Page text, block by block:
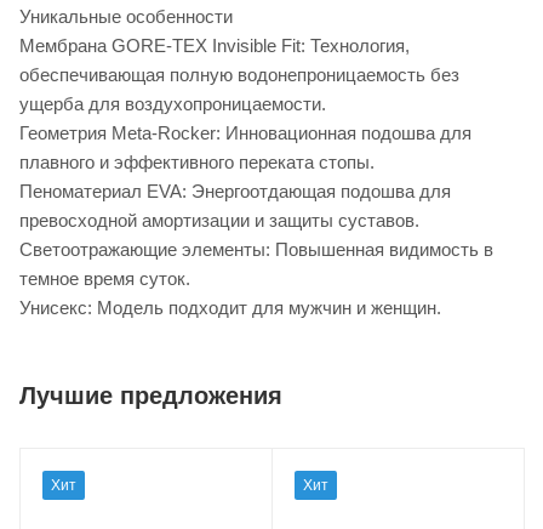
Уникальные особенности
Мембрана GORE-TEX Invisible Fit: Технология,
обеспечивающая полную водонепроницаемость без
ущерба для воздухопроницаемости.
Геометрия Meta-Rocker: Инновационная подошва для
плавного и эффективного переката стопы.
Пеноматериал EVA: Энергоотдающая подошва для
превосходной амортизации и защиты суставов.
Светоотражающие элементы: Повышенная видимость в
темное время суток.
Унисекс: Модель подходит для мужчин и женщин.
Лучшие предложения
Хит Хит